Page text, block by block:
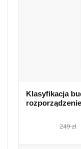
Klasyfikacja
249 zł